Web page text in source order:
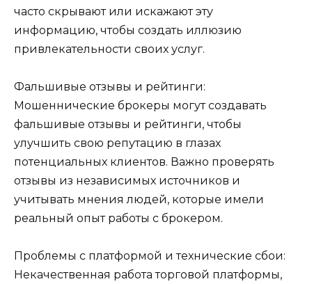
часто скрывают или искажают эту
информацию, чтобы создать иллюзию
привлекательности своих услуг.
Фальшивые отзывы и рейтинги:
Мошеннические брокеры могут создавать
фальшивые отзывы и рейтинги, чтобы
улучшить свою репутацию в глазах
потенциальных клиентов. Важно проверять
отзывы из независимых источников и
учитывать мнения людей, которые имели
реальный опыт работы с брокером.
Проблемы с платформой и технические сбои:
Некачественная работа торговой платформы,